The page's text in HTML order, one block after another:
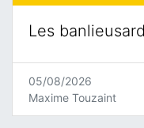
Les
05/08/2026
Maxime Touzaint